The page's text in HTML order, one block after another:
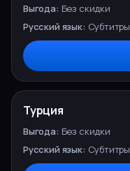
Без скидки
Субтитры
Турция
Без скидки
Субтитры